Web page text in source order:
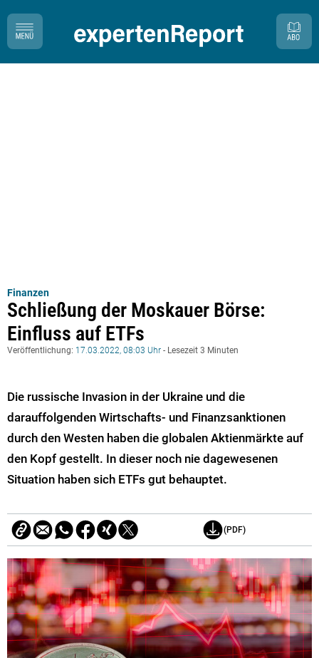
Finanzen
Schließung der Moskauer Börse:
Einfluss auf ETFs
Veröffentlichung: 17.03.2022, 08:03 Uhr - Lesezeit 3 Minuten
Die russische Invasion in der Ukraine und die
darauffolgenden Wirtschafts- und Finanzsanktionen
durch den Westen haben die globalen Aktienmärkte auf
den Kopf gestellt. In dieser noch nie dagewesenen
Situation haben sich ETFs gut behauptet.
(PDF)